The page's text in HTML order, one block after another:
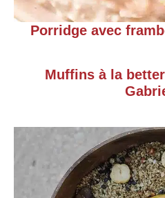
Porridge avec
Muffins à la